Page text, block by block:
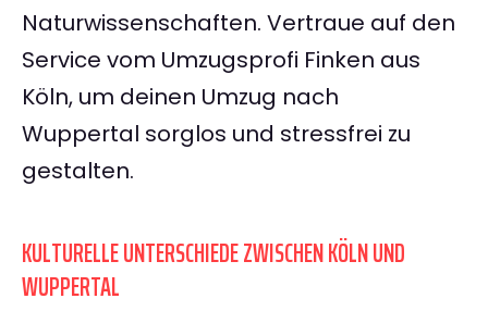
Naturwissenschaften. Vertraue auf den
Service vom Umzugsprofi Finken aus
Köln, um deinen Umzug nach
Wuppertal sorglos und stressfrei zu
gestalten.
KULTURELLE UNTERSCHIEDE ZWISCHEN KÖLN UND
WUPPERTAL